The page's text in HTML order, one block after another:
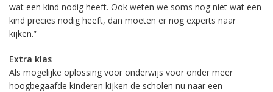
wat een kind nodig heeft. Ook weten we soms nog niet wat een
kind precies nodig heeft, dan moeten er nog experts naar
kijken.”
Extra klas
Als mogelijke oplossing voor onderwijs voor onder meer
hoogbegaafde kinderen kijken de scholen nu naar een